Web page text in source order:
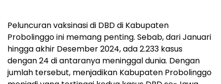
Peluncuran vaksinasi di DBD di Kabupaten
Probolinggo ini memang penting. Sebab, dari Januari
hingga akhir Desember 2024, ada 2.233 kasus
dengan 24 di antaranya meninggal dunia. Dengan
jumlah tersebut, menjadikan Kabupaten Probolinggo